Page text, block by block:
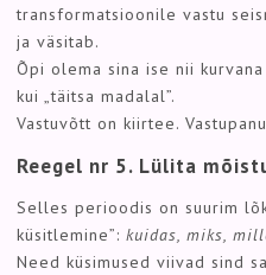
transformatsioonile vastu
ja väsitab.
Õpi olema sina ise nii
kui „täitsa madalal”.
Vastuvõtt on kiirtee.
Reegel nr 5. Lülita
Selles perioodis on suurim
küsitlemine”: kuidas, miks,
Need küsimused viivad sind